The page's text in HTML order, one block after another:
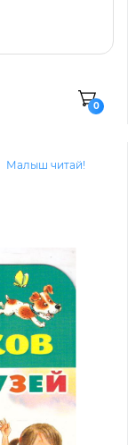
0
Малыш читай!